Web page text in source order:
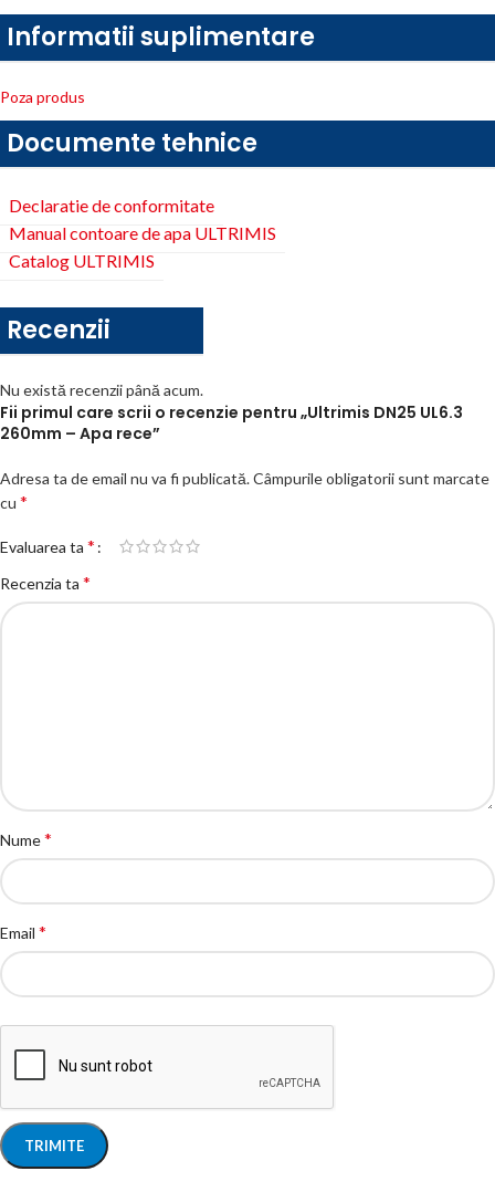
Informatii suplimentare
Poza produs
Documente tehnice
Declaratie de conformitate
Manual contoare de apa ULTRIMIS
Catalog ULTRIMIS
Recenzii
Nu există recenzii până acum.
Fii primul care scrii o recenzie pentru „Ultrimis DN25 UL6.3
260mm – Apa rece”
Adresa ta de email nu va fi publicată.Câmpurile obligatorii sunt marcate
cu *
Evaluarea ta *
Recenzia ta *
Nume*
Email *